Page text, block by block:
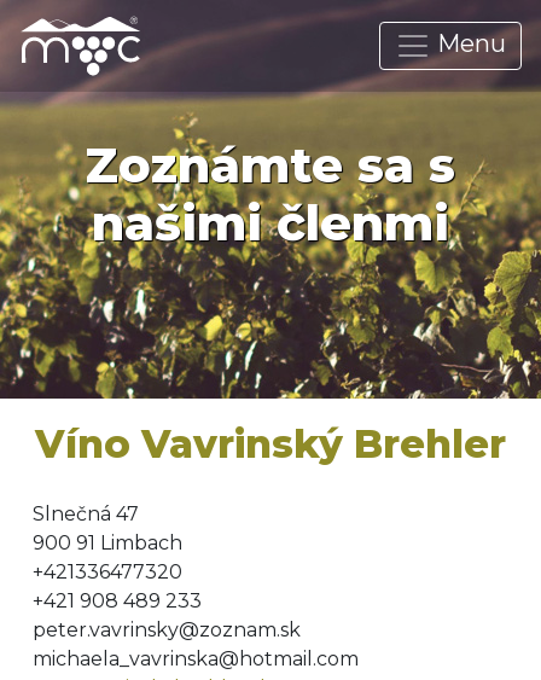
Menu
Zoznámte sa s
našimi členmi
Víno Vavrinský Brehler
Slnečná 47
900 91 Limbach
+421336477320
+421 908 489 233
peter.vavrinsky@zoznam.sk
michaela_vavrinska@hotmail.com